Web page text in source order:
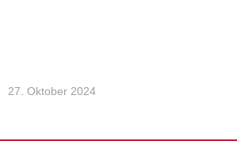
27. Oktober 2024